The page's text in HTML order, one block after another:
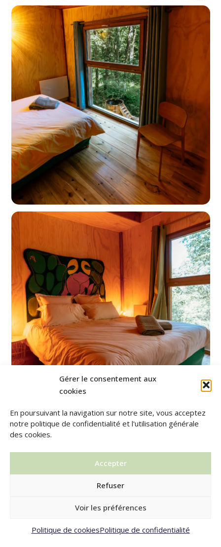
Gérer le consentement aux
cookies
En poursuivant la navigation sur notre site, vous acceptez
notre politique de confidentialité et l'utilisation générale
des cookies.
Accepter
Refuser
Voir les préférences
Politique de cookiesPolitique de confidentialité